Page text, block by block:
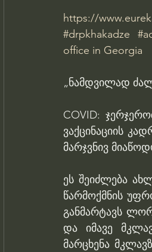
https://
#drpkhakadze
office in Georgia
„ნამდვილად
COVID:
ვაქცინაციის
მარჯვნივ
ეს შეიძლება
წარმოქმნის
განმარტავს
და იმავე
მარცხენა